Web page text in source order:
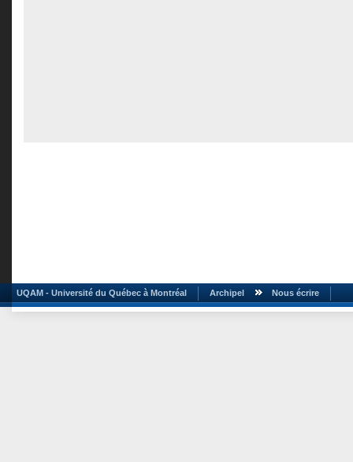
UQAM - Université du Québec à Montréal Archipel Nous écrire